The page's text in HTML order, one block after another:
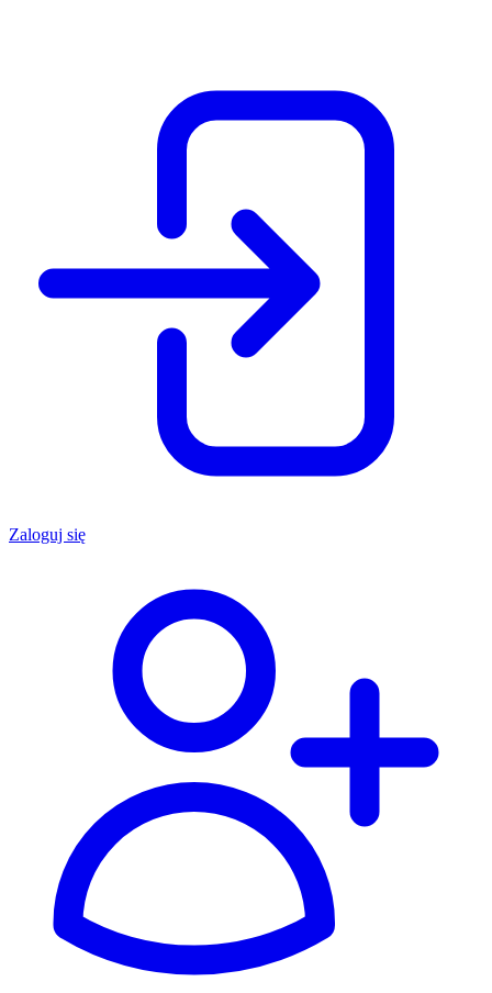
Zaloguj się